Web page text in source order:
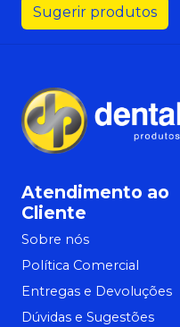
Sugerir produtos
Atendimento ao
Cliente
Sobre nós
Política Comercial
Entregas e Devoluções
Dúvidas e Sugestões